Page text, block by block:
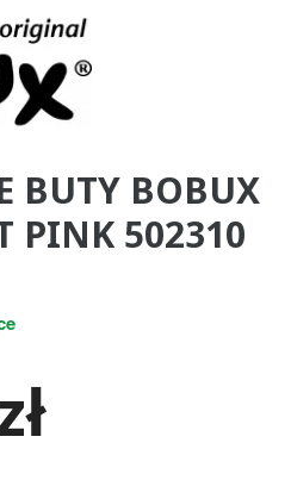
BUTY BOBUX
PINK 502310